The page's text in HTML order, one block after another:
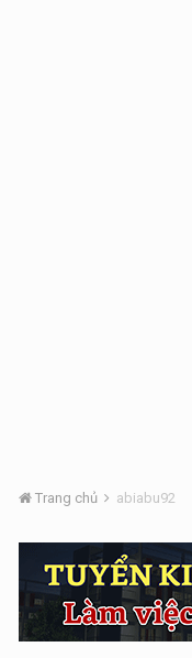
Trang chủ abiabu92